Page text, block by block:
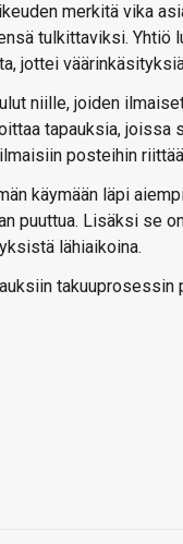
merkitä vika
tulkittaviksi.
jottei
niille, joiden
tapauksia,
posteihin
käymään läpi
puuttua. Lisäksi se
lähiaikoina.